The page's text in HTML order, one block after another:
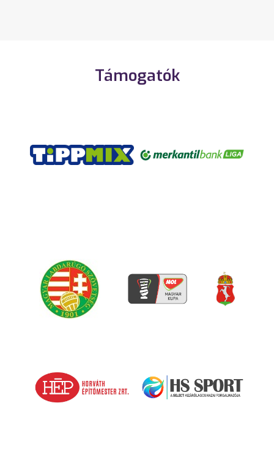
Támogatók